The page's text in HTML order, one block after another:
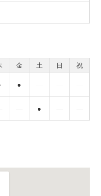
金 土 日
祝
● ― ― ―
― ● ― ―